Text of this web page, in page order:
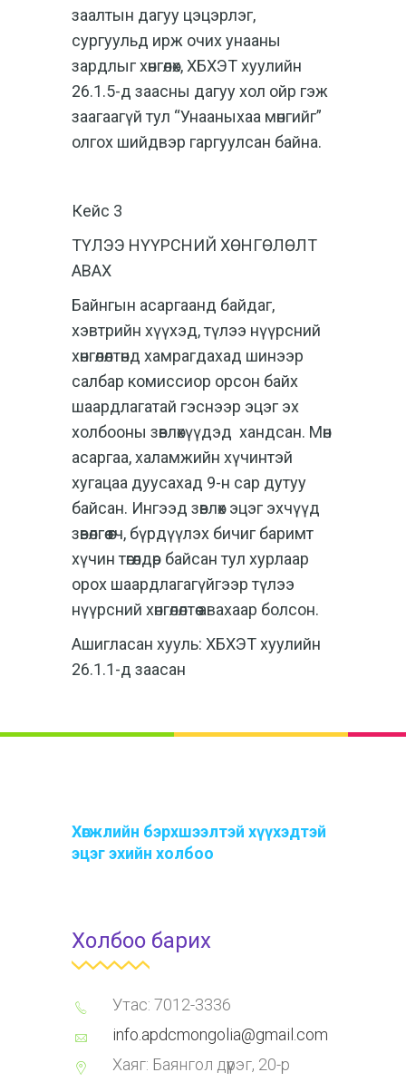
заалтын дагуу цэцэрлэг,
сургуульд ирж очих унааны
зардлыг хөнгөлөх, ХБХЭТ хуулийн
26.1.5-д заасны дагуу хол ойр гэж
заагаагүй тул “Унааныхаа мөнгийг”
олгох шийдвэр гаргуулсан байна.
Кейс 3
ТҮЛЭЭ НҮҮРСНИЙ ХӨНГӨЛӨЛТ
АВАХ
Байнгын асаргаанд байдаг,
хэвтрийн хүүхэд, түлээ нүүрсний
хөнгөлөлтөнд хамрагдахад шинээр
салбар комиссиор орсон байх
шаардлагатай гэснээр эцэг эх
холбооны зөвлөхүүдэд хандсан. Мөн
асаргаа, халамжийн хүчинтэй
хугацаа дуусахад 9-н сар дутуу
байсан. Ингээд зөвлөх эцэг эхчүүд
зөвөлгөө өгч, бүрдүүлэх бичиг баримт
хүчин төгөлдөр байсан тул хурлаар
орох шаардлагагүйгээр түлээ
нүүрсний хөнгөлөлтөө авахаар болсон.
Ашигласан хууль: ХБХЭТ хуулийн
26.1.1-д заасан
Хөгжлийн бэрхшээлтэй хүүхэдтэй
эцэг эхийн холбоо
Холбоо барих
Утас: 7012-3336
info.apdcmongolia@gmail.com
Хаяг: Баянгол дүүрэг, 20-р